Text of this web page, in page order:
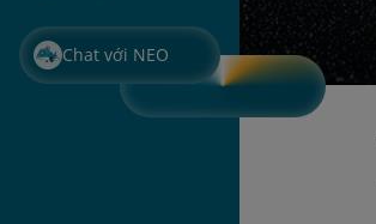
Chat với NEO